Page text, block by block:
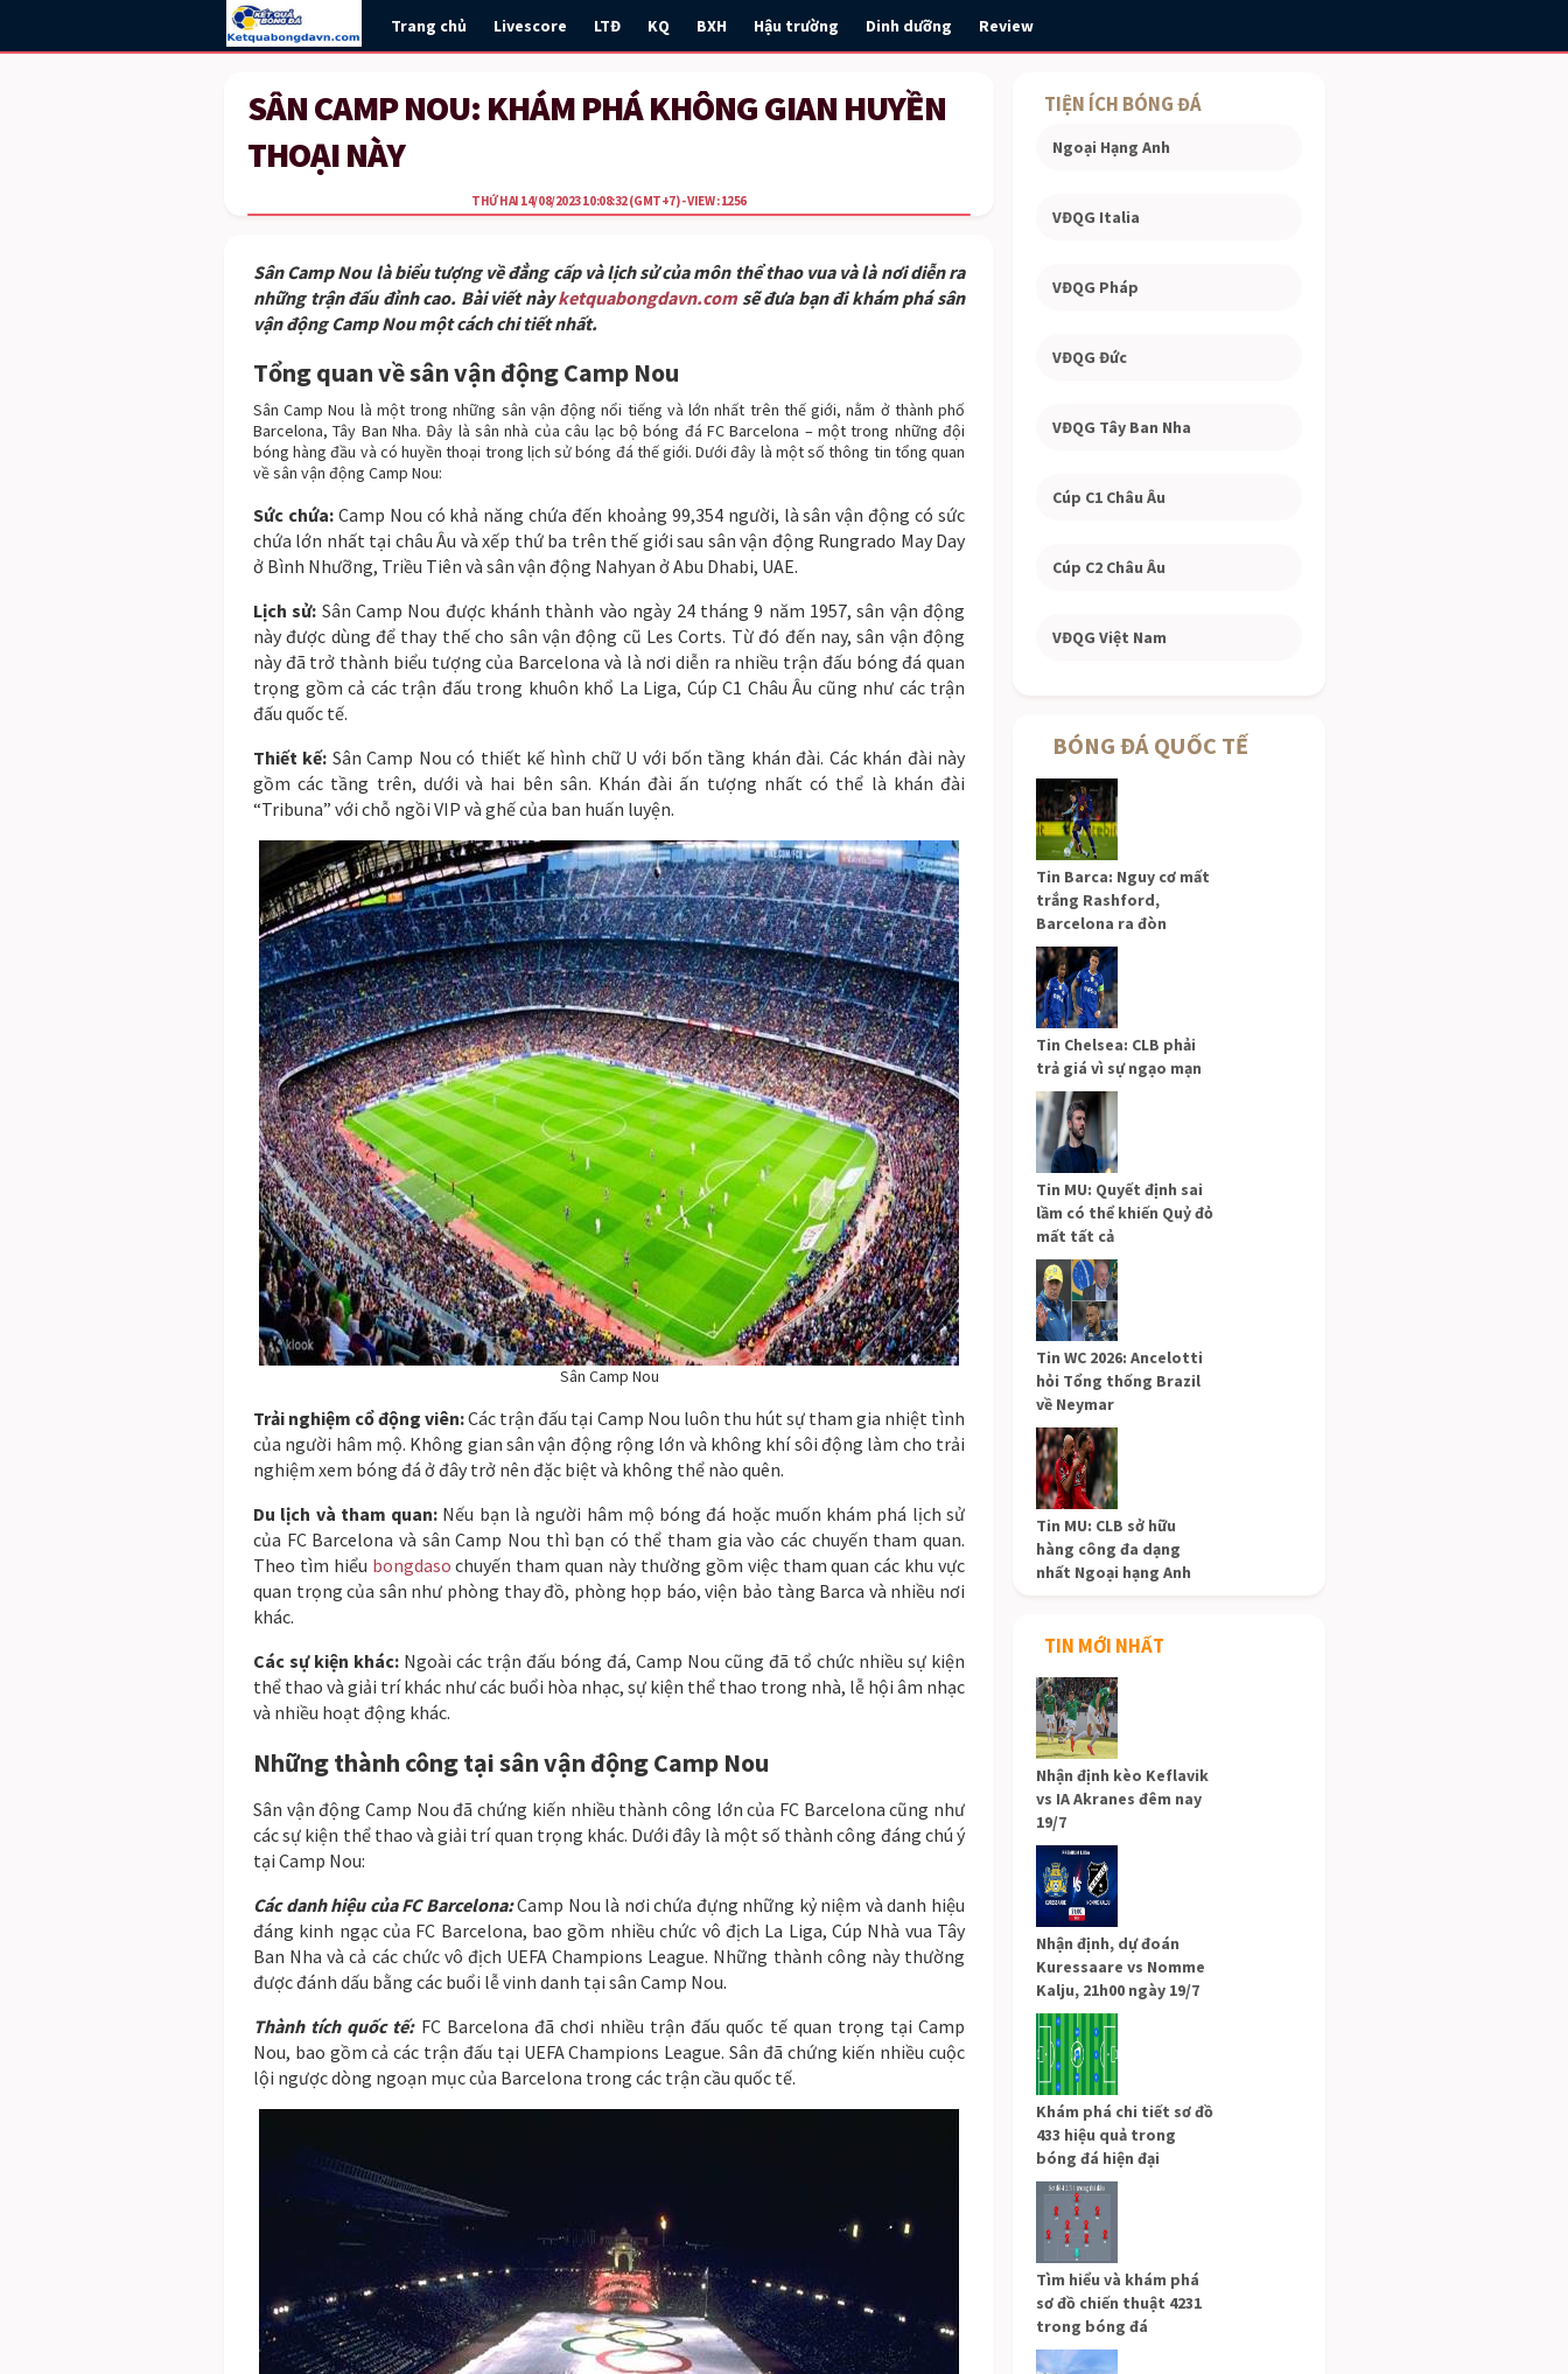
Trang chủ Livescore LTĐ KQ BXH Hậu trường Dinh dưỡng Review
SÂN CAMP NOU: KHÁM PHÁ KHÔNG GIAN HUYỀN
THOẠI NÀY
THỨ HAI 14/08/2023 10:08:32(GMT+7)- VIEW : 1256
Sân Camp Nou là biểu tượng về đẳng cấp và lịch sử của môn thể thao vua và là nơi diễn ra
những trận đấu đỉnh cao. Bài viết nàyketquabongdavn.com sẽ đưa bạn đi khám phá sân
vận động Camp Nou một cách chi tiết nhất.
Tổng quan về sân vận động Camp Nou
Sân Camp Nou là một trong những sân vận động nổi tiếng và lớn nhất trên thế giới, nằm ở thành phố
Barcelona, Tây Ban Nha. Đây là sân nhà của câu lạc bộ bóng đá FC Barcelona – một trong những đội
bóng hàng đầu và có huyền thoại trong lịch sử bóng đá thế giới. Dưới đây là một số thông tin tổng quan
về sân vận động Camp Nou:
Sức chứa:Camp Nou có khả năng chứa đến khoảng 99,354 người, là sân vận động có sức
chứa lớn nhất tại châu Âu và xếp thứ ba trên thế giới sau sân vận động Rungrado May Day
ở Bình Nhưỡng, Triều Tiên và sân vận động Nahyan ở Abu Dhabi, UAE.
Lịch sử: Sân Camp Nou được khánh thành vào ngày 24 tháng 9 năm 1957, sân vận động
này được dùng để thay thế cho sân vận động cũ Les Corts. Từ đó đến nay, sân vận động
này đã trở thành biểu tượng của Barcelona và là nơi diễn ra nhiều trận đấu bóng đá quan
trọng gồm cả các trận đấu trong khuôn khổ La Liga, Cúp C1 Châu Âu cũng như các trận
đấu quốc tế.
Thiết kế: Sân Camp Nou có thiết kế hình chữ U với bốn tầng khán đài. Các khán đài này
gồm các tầng trên, dưới và hai bên sân. Khán đài ấn tượng nhất có thể là khán đài
“Tribuna” với chỗ ngồi VIP và ghế của ban huấn luyện.
Sân Camp Nou
Trải nghiệm cổ động viên:Các trận đấu tại Camp Nou luôn thu hút sự tham gia nhiệt tình
của người hâm mộ. Không gian sân vận động rộng lớn và không khí sôi động làm cho trải
nghiệm xem bóng đá ở đây trở nên đặc biệt và không thể nào quên.
Du lịch và tham quan: Nếu bạn là người hâm mộ bóng đá hoặc muốn khám phá lịch sử
của FC Barcelona và sân Camp Nou thì bạn có thể tham gia vào các chuyến tham quan.
Theo tìm hiểu bongdaso chuyến tham quan này thường gồm việc tham quan các khu vực
quan trọng của sân như phòng thay đồ, phòng họp báo, viện bảo tàng Barca và nhiều nơi
khác.
Các sự kiện khác: Ngoài các trận đấu bóng đá, Camp Nou cũng đã tổ chức nhiều sự kiện
thể thao và giải trí khác như các buổi hòa nhạc, sự kiện thể thao trong nhà, lễ hội âm nhạc
và nhiều hoạt động khác.
Những thành công tại sân vận động Camp Nou
Sân vận động Camp Nou đã chứng kiến nhiều thành công lớn của FC Barcelona cũng như
các sự kiện thể thao và giải trí quan trọng khác. Dưới đây là một số thành công đáng chú ý
tại Camp Nou:
Các danh hiệu của FC Barcelona:Camp Nou là nơi chứa đựng những kỷ niệm và danh hiệu
đáng kinh ngạc của FC Barcelona, bao gồm nhiều chức vô địch La Liga, Cúp Nhà vua Tây
Ban Nha và cả các chức vô địch UEFA Champions League. Những thành công này thường
được đánh dấu bằng các buổi lễ vinh danh tại sân Camp Nou.
Thành tích quốc tế: FC Barcelona đã chơi nhiều trận đấu quốc tế quan trọng tại Camp
Nou, bao gồm cả các trận đấu tại UEFA Champions League. Sân đã chứng kiến nhiều cuộc
lội ngược dòng ngoạn mục của Barcelona trong các trận cầu quốc tế.
TIỆN ÍCH BÓNG ĐÁ
Ngoại Hạng Anh
VĐQG Italia
VĐQG Pháp
VĐQG Đức
VĐQG Tây Ban Nha
Cúp C1 Châu Âu
Cúp C2 Châu Âu
VĐQG Việt Nam
BÓNG ĐÁ QUỐC TẾ
Tin Barca: Nguy cơ mất
trắng Rashford,
Barcelona ra đòn
Tin Chelsea: CLB phải
trả giá vì sự ngạo mạn
Tin MU: Quyết định sai
lầm có thể khiến Quỷ đỏ
mất tất cả
Tin WC 2026: Ancelotti
hỏi Tổng thống Brazil
về Neymar
Tin MU: CLB sở hữu
hàng công đa dạng
nhất Ngoại hạng Anh
TIN MỚI NHẤT
Nhận định kèo Keflavik
vs IA Akranes đêm nay
19/7
Nhận định, dự đoán
Kuressaare vs Nomme
Kalju, 21h00 ngày 19/7
Khám phá chi tiết sơ đồ
433 hiệu quả trong
bóng đá hiện đại
Tìm hiểu và khám phá
sơ đồ chiến thuật 4231
trong bóng đá